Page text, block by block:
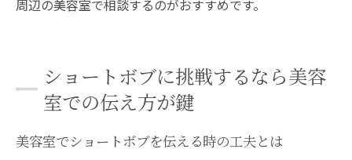
周辺の美容室で相談するのがおすすめです。
ショートボブに挑戦するなら美容
室での伝え方が鍵
美容室でショートボブを伝える時の工夫とは